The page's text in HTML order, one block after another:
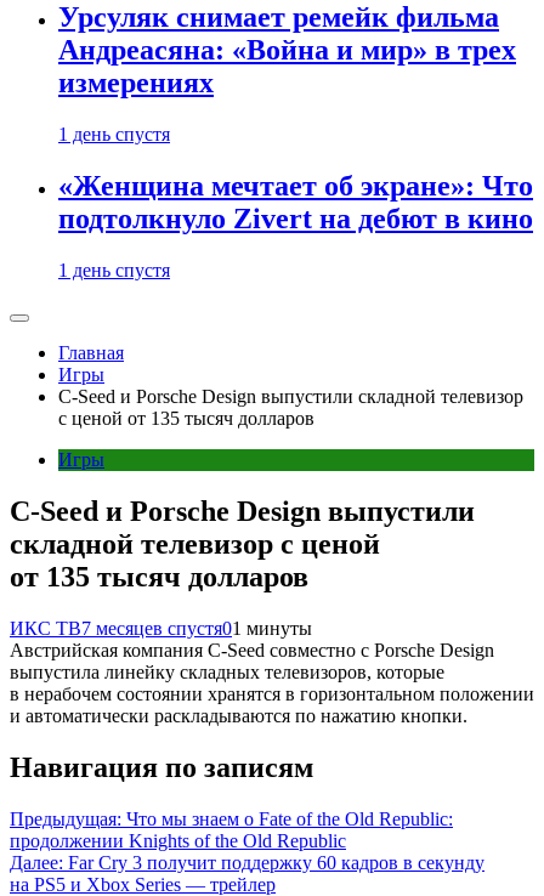
Урсуляк снимает ремейк фильма
Андреасяна: «Война и мир» в трех
измерениях
1 день спустя
«Женщина мечтает об экране»: Что
подтолкнуло Zivert на дебют в кино
1 день спустя
Главная
Игры
C-Seed и Porsche Design выпустили складной телевизор
с ценой от 135 тысяч долларов
Игры
C-Seed и Porsche Design выпустили
складной телевизор с ценой
от 135 тысяч долларов
ИКС ТВ7 месяцев спустя01 минуты
Австрийская компания C-Seed совместно с Porsche Design
выпустила линейку складных телевизоров, которые
в нерабочем состоянии хранятся в горизонтальном положении
и автоматически раскладываются по нажатию кнопки.
Навигация по записям
Предыдущая: Что мы знаем о Fate of the Old Republic:
продолжении Knights of the Old Republic
Далее: Far Cry 3 получит поддержку 60 кадров в секунду
на PS5 и Xbox Series — трейлер